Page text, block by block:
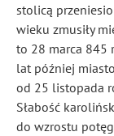
stolicą
wieku zmusiły
to 28 marca 845
lat później
od 25 listopada
Słabość
do wzrostu